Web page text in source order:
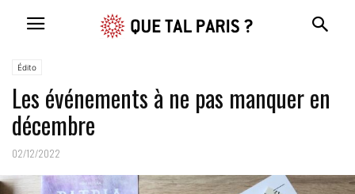
Édito
Les événements à ne pas manquer en
décembre
02/12/2022